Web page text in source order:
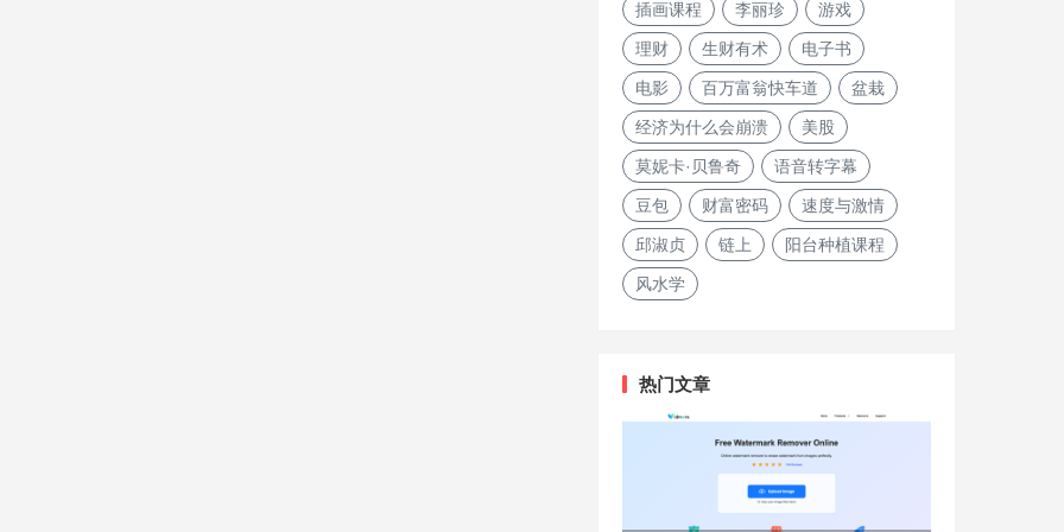
插画课程 李丽珍 游戏
理财 生财有术 电子书
电影 百万富翁快车道 盆栽
经济为什么会崩溃 美股
莫妮卡·贝鲁奇 语音转字幕
豆包 财富密码 速度与激情
邱淑贞 链上 阳台种植课程
风水学
热门文章